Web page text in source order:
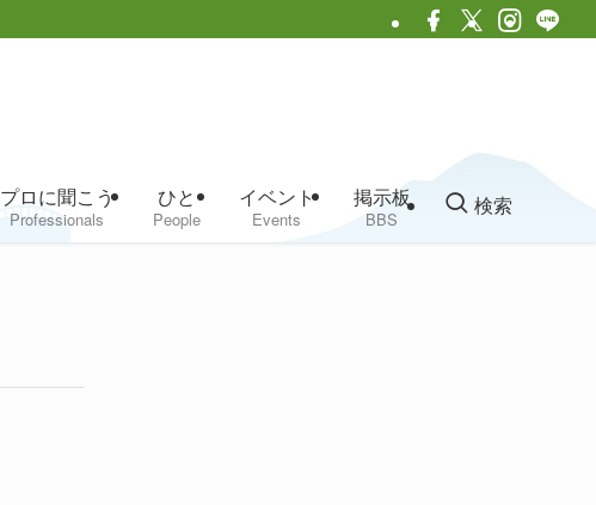
プロに聞こう
Professionals
ひと
People
イベント
Events
掲示板
BBS
検索